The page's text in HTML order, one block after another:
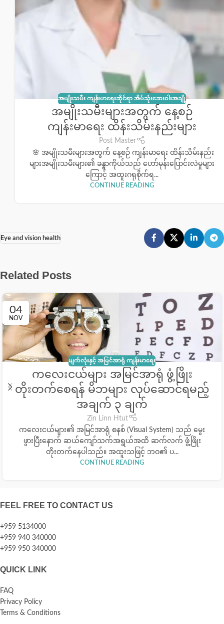
အမျိုးသမီး ကျန်းမာရေးဆိုင်ရာ အိမ်သုံးဆေးဝါးအချို့
အမျိုးသမီးများအတွက် နေ့စဉ်
ကျန်းမာရေး ထိန်းသိမ်းနည်းများ
Post Master
🌸 အမျိုးသမီးများအတွက် နေ့စဉ် ကျန်းမာရေး ထိန်းသိမ်းနည်း
များအမျိုးသမီးများ၏ ခန္ဓာကိုယ်သည် ဟော်မုန်းပြောင်းလဲမှုများ
ကြောင့် အထူးဂရုစိုက်ရ...
CONTINUE READING
Eye and vision health
Related Posts
04
NOV
မျက်လုံးနှင့် အမြင်အာရုံ ကျန်းမာရေး
ကလေးငယ်များ အမြင်အာရုံ ဖွံ့ဖြိုး
တိုးတက်စေရန် မိဘများ လုပ်ဆောင်ရမည့်
အချက် ၃ ချက်
Zin Linn Htut
ကလေးငယ်များ၏ အမြင်အာရုံ စနစ် (Visual System) သည် မွေး
ဖွားပြီးနောက် ဆယ်ကျော်သက်အရွယ်အထိ ဆက်လက် ဖွံ့ဖြိုး
တိုးတက်နေပါသည်။ အထူးသဖြင့် ဘဝ၏ ပ...
CONTINUE READING
FEEL FREE TO CONTACT US
+959 5134000
+959 940 340000
+959 950 340000
QUICK LINK
FAQ
Privacy Policy
Terms & Conditions